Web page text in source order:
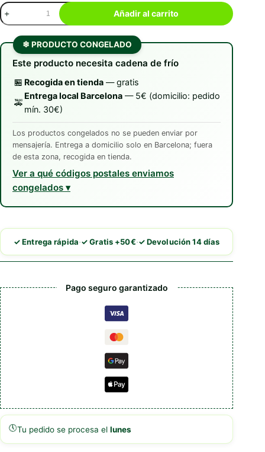
Food
for
Joe
Porkitup
Gatos
200g
Añadir al carrito
❄ PRODUCTO CONGELADO
Este producto necesita cadena de frío
🏪 Recogida en tienda — gratis
🚕
Entrega local Barcelona — 5€ (domicilio: pedido
mín. 30€)
Los productos congelados no se pueden enviar por
mensajería. Entrega a domicilio solo en Barcelona; fuera
de esta zona, recogida en tienda.
Ver a qué códigos postales enviamos
congelados
✓ Entrega rápida·✓ Gratis +50€·✓ Devolución 14 días
Pago seguro garantizado
🕔Tu pedido se procesa el lunes